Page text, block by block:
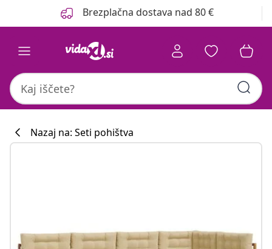
Brezplačna dostava nad 80 €
Nazaj na: Seti pohištva